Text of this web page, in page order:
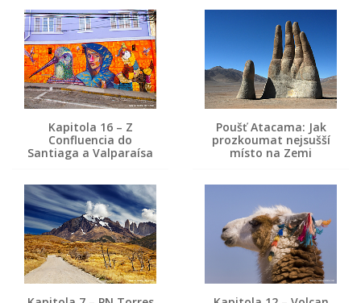
Kapitola 16 – Z
Confluencia do
Santiaga a Valparaísa
Poušť Atacama: Jak
prozkoumat nejsušší
místo na Zemi